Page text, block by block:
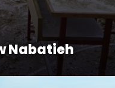
Nabatieh